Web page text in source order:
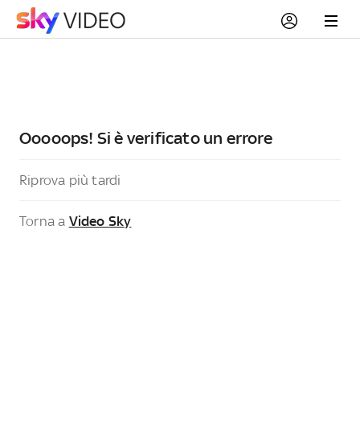
Ooooops! Si è verificato un errore
Riprova più tardi
Torna a Video Sky